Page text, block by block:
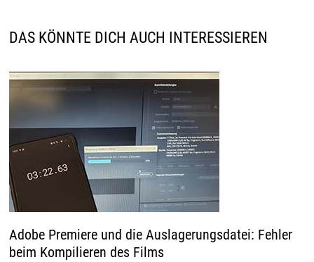
DAS KÖNNTE DICH AUCH INTERESSIEREN
Adobe Premiere und die Auslagerungsdatei: Fehler
beim Kompilieren des Films